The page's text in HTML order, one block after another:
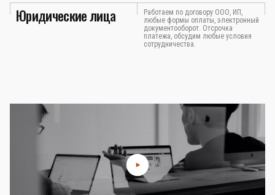
Юридические лица
Работаем по договору ООО, ИП,
любые формы оплаты, электронный
документооборот. Отсрочка
платежа, обсудим любые условия
сотрудничества.